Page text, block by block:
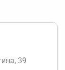
39